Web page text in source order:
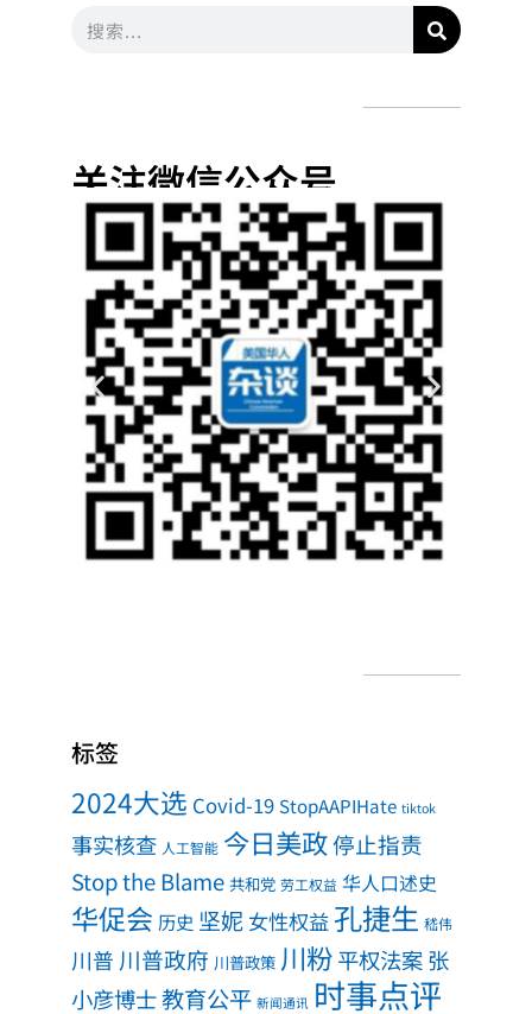
关注微信公众号
标签
2024大选 Covid-19 StopAAPIHate tiktok
事实核查 人工智能 今日美政停止指责
Stop the Blame 共和党 劳工权益 华人口述史
华促会 历史 坚妮 女性权益 孔捷生 嵇伟
川普 川普政府 川普政策 川粉平权法案张
小彦博士教育公平 新闻通讯 时事点评